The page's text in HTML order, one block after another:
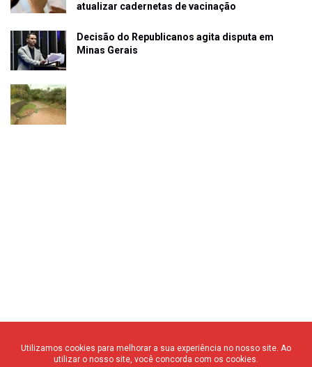
atualizar cadernetas de vacinação
Decisão do Republicanos agita disputa em
Minas Gerais